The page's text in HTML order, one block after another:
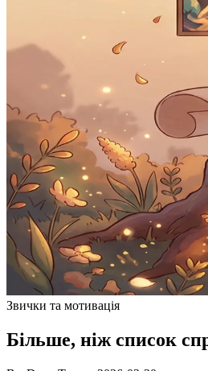
Звички та мотивація
Більше, ніж список